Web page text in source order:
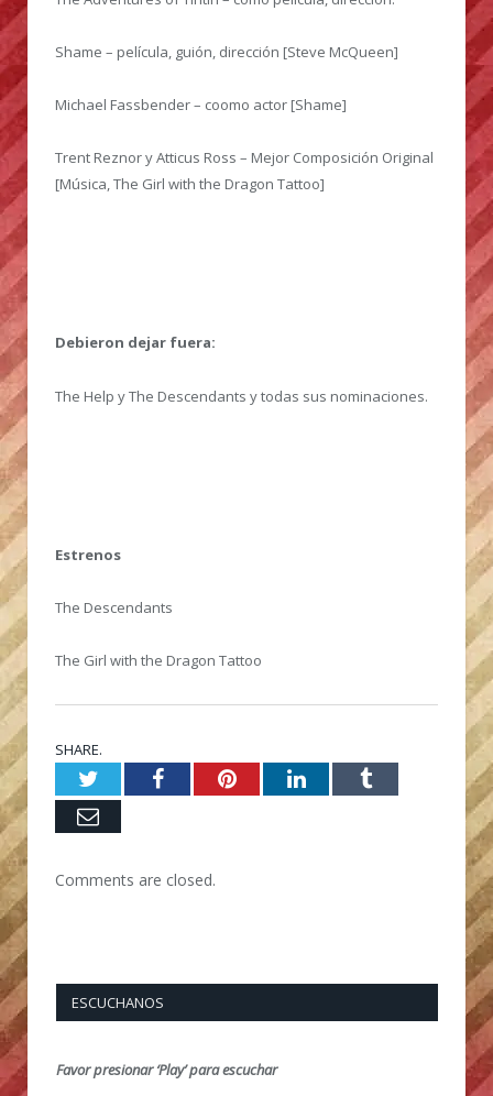
Shame – película, guión, dirección [Steve McQueen]
Michael Fassbender – coomo actor [Shame]
Trent Reznor y Atticus Ross – Mejor Composición Original
[Música, The Girl with the Dragon Tattoo]
Debieron dejar fuera:
The Help y The Descendants y todas sus nominaciones.
Estrenos
The Descendants
The Girl with the Dragon Tattoo
SHARE.
TwitterFacebookPinterestLinkedInTumblr
Email
Comments are closed.
ESCUCHANOS
Favor presionar ‘Play’ para escuchar